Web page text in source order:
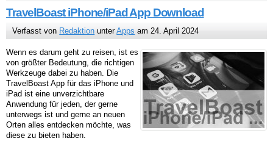
TravelBoast iPhone/iPad App Download
Verfasst von Redaktion unterApps am 24. April 2024
Wenn es darum geht zu reisen, ist es
von größter Bedeutung, die richtigen
Werkzeuge dabei zu haben. Die
TravelBoast App für das iPhone und
iPad ist eine unverzichtbare
Anwendung für jeden, der gerne
unterwegs ist und gerne an neuen
Orten alles entdecken möchte, was
diese zu bieten haben.